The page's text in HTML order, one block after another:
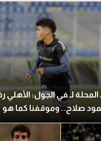
لـ في الجول: الأهلي
صلاح.. وموقفنا كما هو